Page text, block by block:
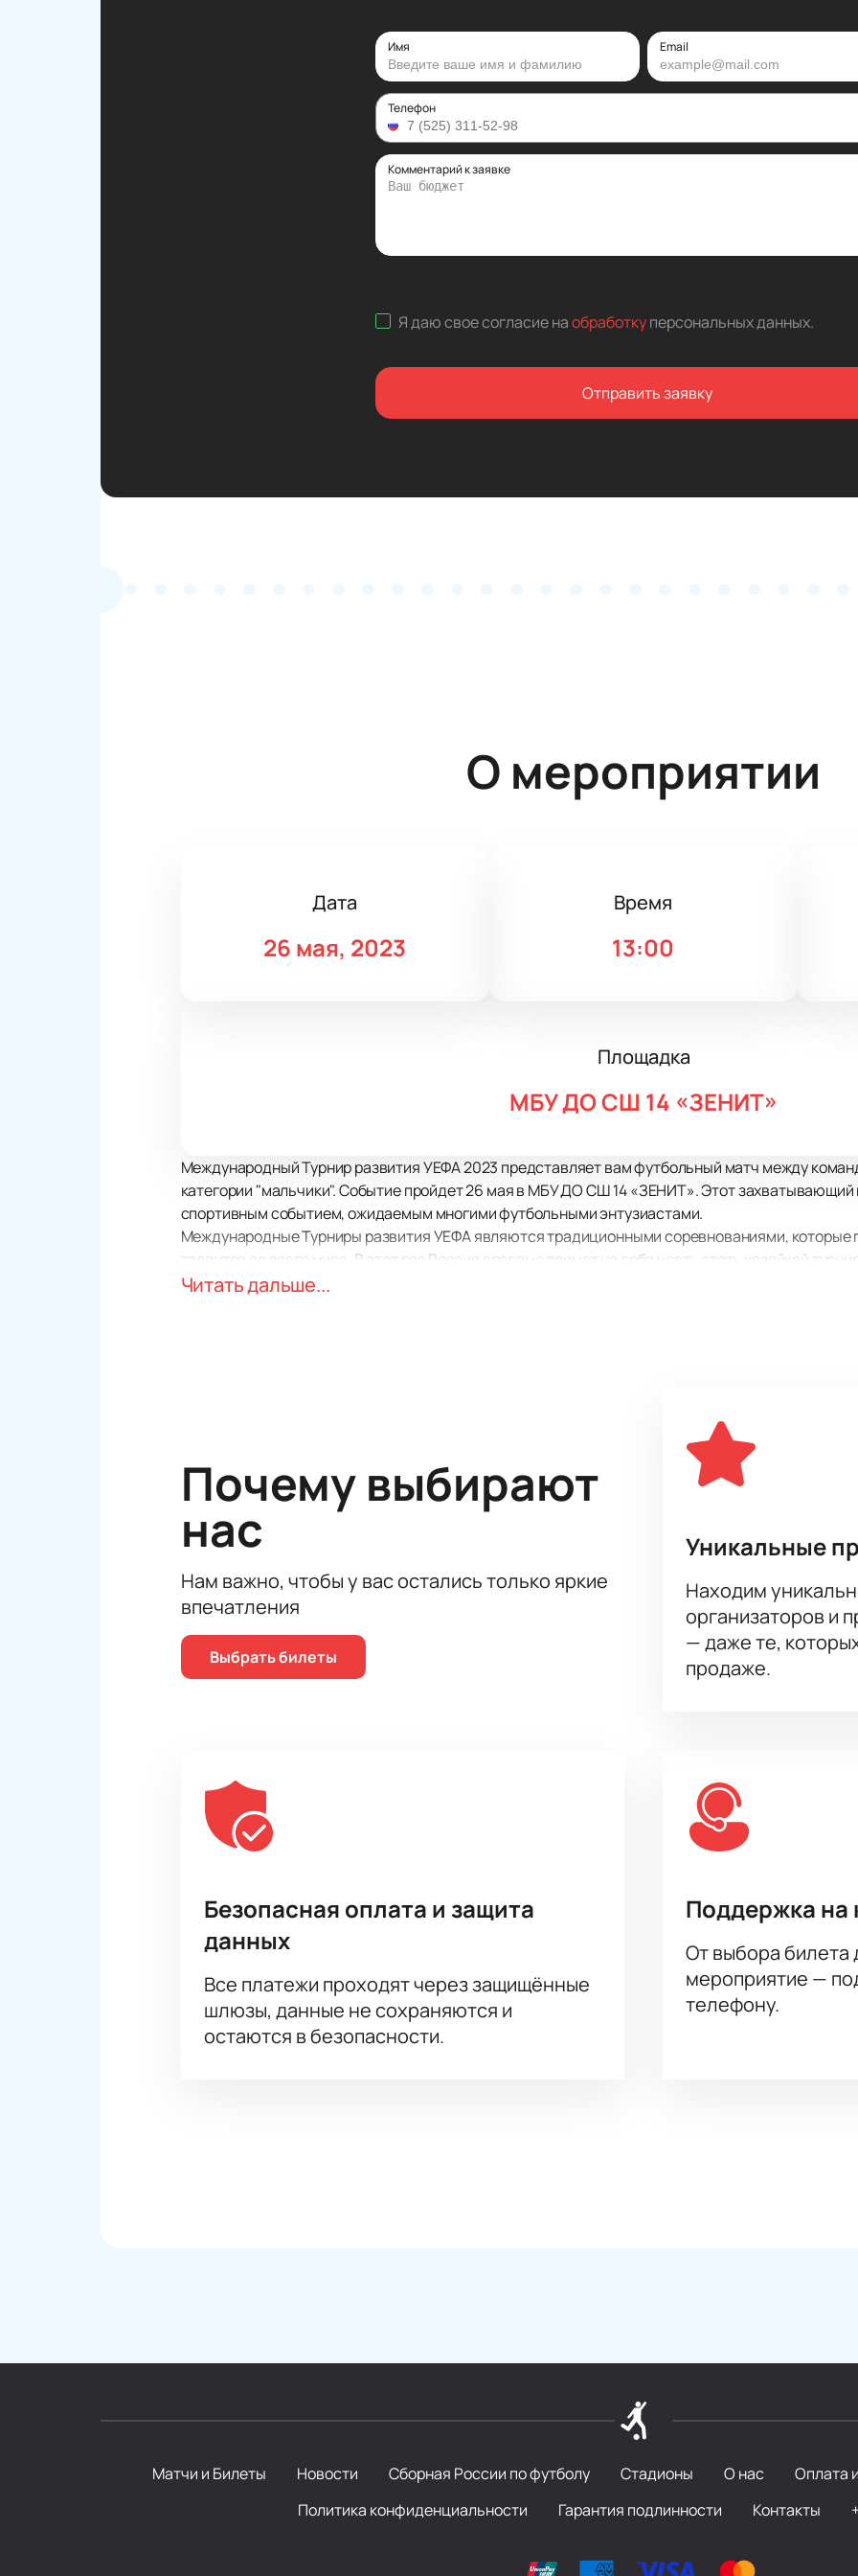
Имя Email
Телефон
Комментарий к заявке
Я даю свое согласие наобработку персональных данных.
Отправить заявку
О мероприятии
Дата
26 мая, 2023
Время
13:00
Площадка
МБУ ДО СШ 14 «ЗЕНИТ»
Международный Турнир развития УЕФА 2023 представляет вам футбольный матч между
категории "мальчики". Событие пройдет 26 мая в МБУ ДО СШ 14 «ЗЕНИТ». Этот захватывающий
спортивным событием, ожидаемым многими футбольными энтузиастами.
Международные Турниры развития УЕФА являются традиционными соревнованиями, которые
талантов со всего мира. В этот раз Россия впервые примет на себя честь стать хозяйкой
Матч будет проходить в формате круговой системы, где каждая команда проведет три
Читать дальше...
Почему выбирают
нас
Нам важно, чтобы у вас остались только яркие
впечатления
Выбрать билеты
Уникальные
Находим
организаторов и
— даже те,
продаже.
Безопасная оплата и защита
данных
Все платежи проходят через защищённые
шлюзы, данные не сохраняются и
остаются в безопасности.
Поддержка на
От выбора билета
мероприятие —
телефону.
Матчи и Билеты Новости Сборная России по футболу Стадионы О нас Оплата
Политика конфиденциальности
Гарантия подлинности Контакты